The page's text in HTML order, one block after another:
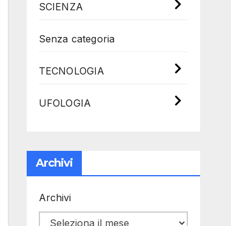
SCIENZA
Senza categoria
TECNOLOGIA
UFOLOGIA
Archivi
Archivi